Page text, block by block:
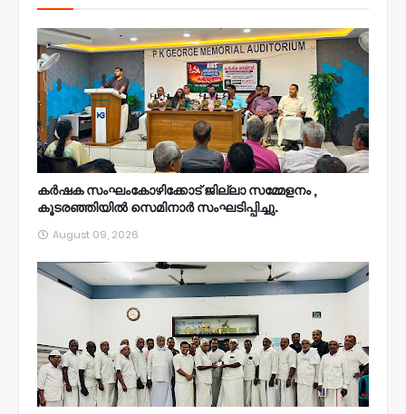
കർഷക സംഘംകോഴിക്കോട് ജില്ലാ സമ്മേളനം ,
കൂടരഞ്ഞിയിൽ സെമിനാർ സംഘടിപ്പിച്ചു.
August 09, 2026